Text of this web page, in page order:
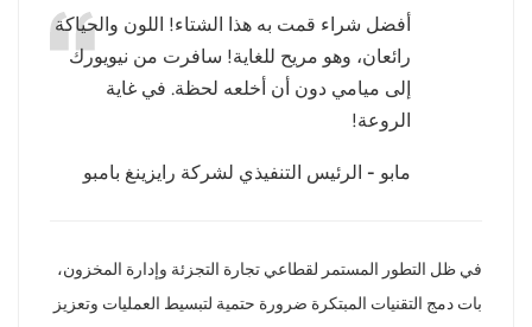
عربي
日语
Melayu
أفضل شراء قمت به هذا الشتاء! اللون والحياكة
رائعان، وهو مريح للغاية! سافرت من نيويورك
إلى ميامي دون أن أخلعه لحظة. في غاية
الروعة!
مابو - الرئيس التنفيذي لشركة رايزينغ بامبو
في ظل التطور المستمر لقطاعي تجارة التجزئة وإدارة المخزون،
بات دمج التقنيات المبتكرة ضرورة حتمية لتبسيط العمليات وتعزيز